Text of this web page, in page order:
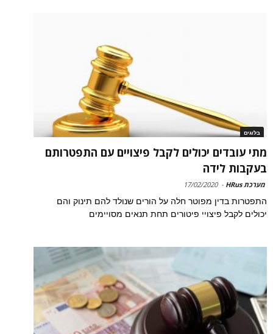
בלוגים
מתי עובדים יכולים לקבל פיצויים עם התפטרותם
בעקבות לידה
מערכת HRus -
17/02/2020
התפטרות בדין מפוטר חלה על הורים שנולד להם תינוק והם
יכולים לקבל פיצויי פיטורים תחת תנאים מסויימים